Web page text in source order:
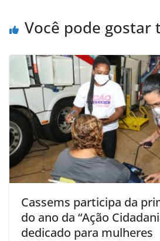
Você pode gostar
Cassems participa da
do ano da “Ação
dedicado para mulheres